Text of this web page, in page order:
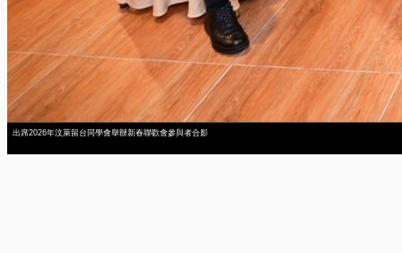
出席2026年汶萊留台同學會舉辦新春聯歡會參與者合影